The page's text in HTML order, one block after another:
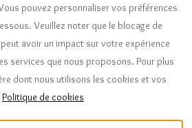
+33 6 29 15 36 55
pouvez personnaliser vos préférences
Veuillez noter que le blocage de
avoir un impact sur votre expérience
services que nous proposons. Pour plus
dont nous utilisons les cookies et vos
Politique de cookies